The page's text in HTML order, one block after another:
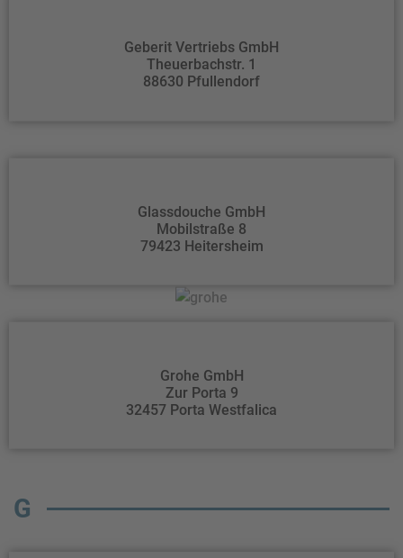
Geberit Vertriebs GmbH
Theuerbachstr. 1
88630 Pfullendorf
Glassdouche GmbH
Mobilstraße 8
79423 Heitersheim
Grohe GmbH
Zur Porta 9
32457 Porta Westfalica
G